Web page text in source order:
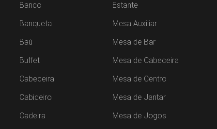
Banco
Banqueta
Baú
Buffet
Cabeceira
Cabideiro
Cadeira
Estante
Mesa Auxiliar
Mesa de Bar
Mesa de Cabeceira
Mesa de Centro
Mesa de Jantar
Mesa de Jogos